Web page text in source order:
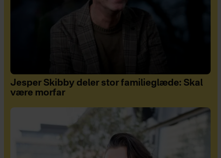
Jesper Skibby deler stor familieglæde: Skal
være morfar